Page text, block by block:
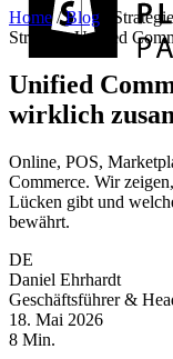
Home / Blog
Strategie
Strategie Unified
Unified
wirklich
Online, POS,
Commerce. Wir
Lücken gibt und
bewährt.
DE
Daniel Ehrhardt
Geschäftsführer &
18. Mai 2026
8 Min.